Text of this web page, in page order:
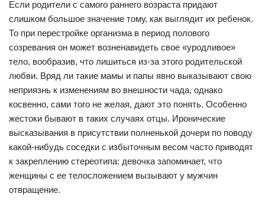
Если родители с самого раннего возраста придают
слишком большое значение тому, как выглядит их ребенок.
То при перестройке организма в период полового
созревания он может возненавидеть свое «уродливое»
тело, вообразив, что лишиться из-за этого родительской
любви. Вряд ли такие мамы и папы явно выказывают свою
неприязнь к изменениям во внешности чада, однако
косвенно, сами того не желая, дают это понять. Особенно
жестоки бывают в таких случаях отцы. Иронические
высказывания в присутствии полненькой дочери по поводу
какой-нибудь соседки с избыточным весом часто приводят
к закреплению стереотипа: девочка запоминает, что
женщины с ее телосложением вызывают у мужчин
отвращение.